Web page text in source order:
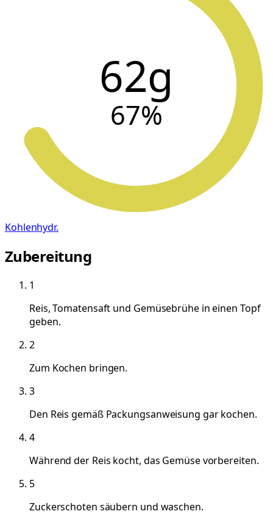
62g
67%
Kohlenhydr.
Zubereitung
1
Reis, Tomatensaft und Gemüsebrühe in einen Topf
geben.
2
Zum Kochen bringen.
3
Den Reis gemäß Packungsanweisung gar kochen.
4
Während der Reis kocht, das Gemüse vorbereiten.
5
Zuckerschoten säubern und waschen.